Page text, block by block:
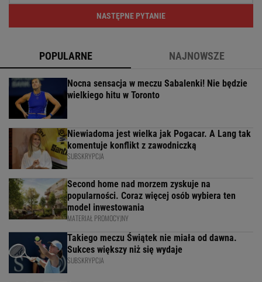
NASTĘPNE PYTANIE
POPULARNE NAJNOWSZE
Nocna sensacja w meczu Sabalenki! Nie będzie
wielkiego hitu w Toronto
Niewiadoma jest wielka jak Pogacar. A Lang tak
komentuje konflikt z zawodniczką
SUBSKRYPCJA
Second home nad morzem zyskuje na
popularności. Coraz więcej osób wybiera ten
model inwestowania
MATERIAŁ PROMOCYJNY
Takiego meczu Świątek nie miała od dawna.
Sukces większy niż się wydaje
SUBSKRYPCJA